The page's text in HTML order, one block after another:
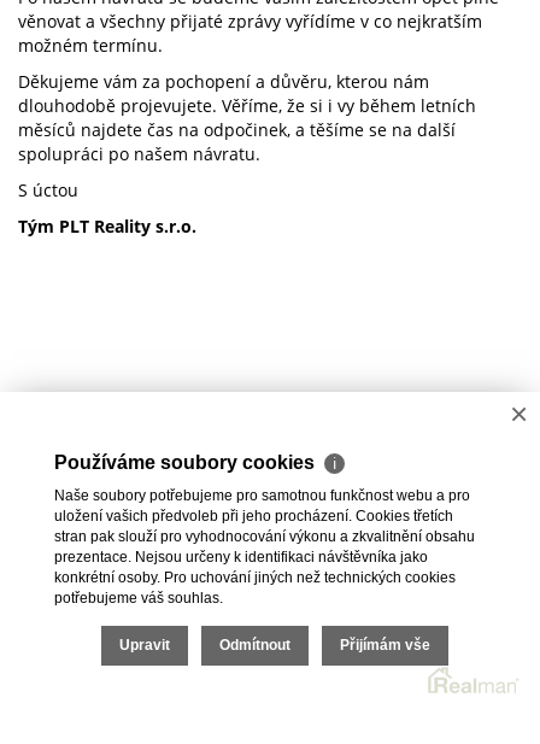
věnovat a všechny přijaté zprávy vyřídíme v co nejkratším
možném termínu.
Děkujeme vám za pochopení a důvěru, kterou nám
dlouhodobě projevujete. Věříme, že si i vy během letních
měsíců najdete čas na odpočinek, a těšíme se na další
spolupráci po našem návratu.
S úctou
Tým PLT Reality s.r.o.
2026 © Podještědská realitní s.r.o., všechna práva vyhrazena |
Realitní SWRealman
×
Používáme soubory cookies ℹ
Naše soubory potřebujeme pro samotnou funkčnost webu a pro
uložení vašich předvoleb při jeho procházení. Cookies třetích
stran pak slouží pro vyhodnocování výkonu a zkvalitnění obsahu
prezentace. Nejsou určeny k identifikaci návštěvníka jako
konkrétní osoby. Pro uchování jiných než technických cookies
potřebujeme váš souhlas.
Upravit Odmítnout Přijímám vše